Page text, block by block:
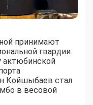
принимают
гвардии.
актюбинской
Койшыбаев стал
в весовой